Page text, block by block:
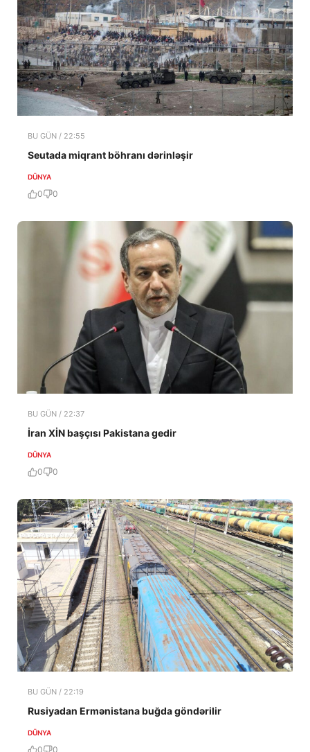
BU GÜN / 22:55
Seutada miqrant böhranı dərinləşir
DÜNYA
0 0
BU GÜN / 22:37
İran XİN başçısı Pakistana gedir
DÜNYA
0 0
BU GÜN / 22:19
Rusiyadan Ermənistana buğda göndərilir
DÜNYA
0 0